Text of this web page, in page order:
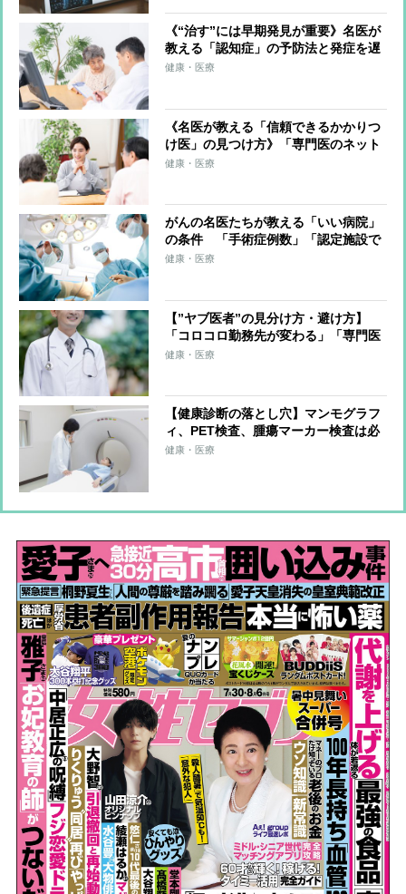
《“治す”には早期発見が重要》名医が
教える「認知症」の予防法と発症を遅
らせる方法 日頃から実践できる生活
健康・医療
《名医が教える「信頼できるかかりつ
け医」の見つけ方》「専門医のネット
ワークを持っているか」「患者の選択
健康・医療
がんの名医たちが教える「いい病院」
の条件 「手術症例数」「認定施設で
ある」「チーム医療ができる」「患者
健康・医療
【”ヤブ医者”の見分け方・避け方】
「コロコロ勤務先が変わる」「専門医
が1人」は要警戒、「丸椅子」と「手
健康・医療
【健康診断の落とし穴】マンモグラフ
ィ、PET検査、腫瘍マーカー検査は必
要か？ 過剰な健診・検診を受けるこ
健康・医療